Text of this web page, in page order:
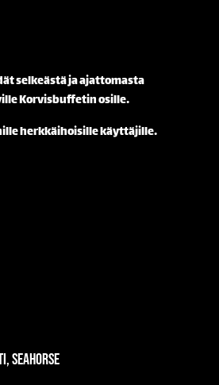
selkeästä ja ajattomasta
Korvisbuffetin osille.
herkkäihoisille käyttäjille.
Seahorse